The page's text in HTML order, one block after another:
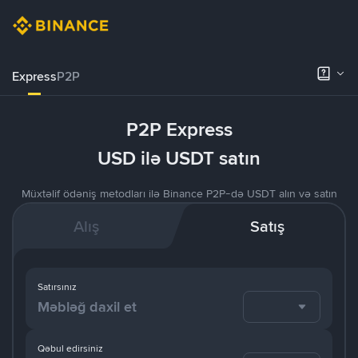
ExpressP2P
P2P Express
USD ilə USDT satın
Müxtəlif ödəniş metodları ilə Binance P2P-də USDT alın və satın
Alış Satış
Qəbul edirsiniz
Satırsınız